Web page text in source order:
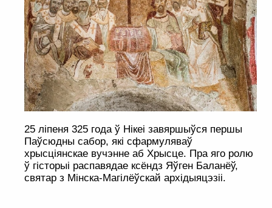
25 ліпеня 325 года ў Нікеі завяршыўся першы
Паўсюдны сабор, які сфармуляваў
хрысціянскае вучэнне аб Хрысце. Пра яго ролю
ў гісторыі распавядае ксёндз Яўген Баланёў,
святар з Мінска-Магілёўскай архідыяцэзіі.